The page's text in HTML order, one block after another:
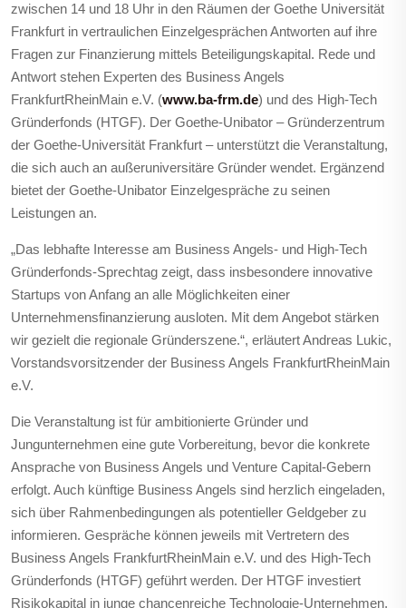
zwischen 14 und 18 Uhr in den Räumen der Goethe Universität
Frankfurt in vertraulichen Einzelgesprächen Antworten auf ihre
Fragen zur Finanzierung mittels Beteiligungskapital. Rede und
Antwort stehen Experten des Business Angels
FrankfurtRheinMain e.V. (www.ba-frm.de) und des High-Tech
Gründerfonds (HTGF). Der Goethe-Unibator – Gründerzentrum
der Goethe-Universität Frankfurt – unterstützt die Veranstaltung,
die sich auch an außeruniversitäre Gründer wendet. Ergänzend
bietet der Goethe-Unibator Einzelgespräche zu seinen
Leistungen an.
„Das lebhafte Interesse am Business Angels- und High-Tech
Gründerfonds-Sprechtag zeigt, dass insbesondere innovative
Startups von Anfang an alle Möglichkeiten einer
Unternehmensfinanzierung ausloten. Mit dem Angebot stärken
wir gezielt die regionale Gründerszene.“, erläutert Andreas Lukic,
Vorstandsvorsitzender der Business Angels FrankfurtRheinMain
e.V.
Die Veranstaltung ist für ambitionierte Gründer und
Jungunternehmen eine gute Vorbereitung, bevor die konkrete
Ansprache von Business Angels und Venture Capital-Gebern
erfolgt. Auch künftige Business Angels sind herzlich eingeladen,
sich über Rahmenbedingungen als potentieller Geldgeber zu
informieren. Gespräche können jeweils mit Vertretern des
Business Angels FrankfurtRheinMain e.V. und des High-Tech
Gründerfonds (HTGF) geführt werden. Der HTGF investiert
Risikokapital in junge chancenreiche Technologie-Unternehmen,